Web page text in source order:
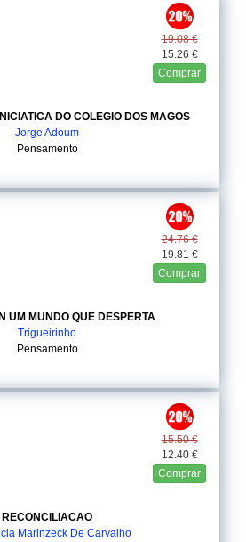
19.08 €
15.26 €
Comprar
DO COLEGIO DOS MAGOS
Jorge Adoum
Pensamento
24.76 €
19.81 €
Comprar
UM MUNDO QUE DESPERTA
Trigueirinho
Pensamento
15.50 €
12.40 €
Comprar
RECONCILIACAO
Marinzeck De Carvalho